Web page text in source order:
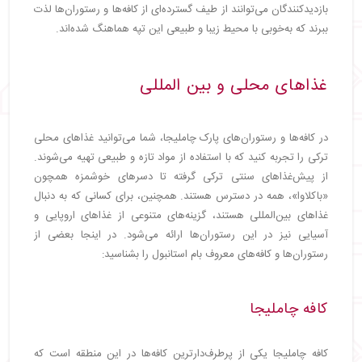
بازدیدکنندگان می‌توانند از طیف گسترده‌ای از کافه‌ها و رستوران‌ها لذت
ببرند که به‌خوبی با محیط زیبا و طبیعی این تپه هماهنگ شده‌اند.
غذاهای محلی و بین‌ المللی
در کافه‌ها و رستوران‌های پارک چاملیجا، شما می‌توانید غذاهای محلی
ترکی را تجربه کنید که با استفاده از مواد تازه و طبیعی تهیه می‌شوند.
از پیش‌غذاهای سنتی ترکی گرفته تا دسرهای خوشمزه همچون
«باکلاوا»، همه در دسترس هستند. همچنین، برای کسانی که به دنبال
غذاهای بین‌المللی هستند، گزینه‌های متنوعی از غذاهای اروپایی و
آسیایی نیز در این رستوران‌ها ارائه می‌شود. در اینجا بعضی از
رستوران‌ها و کافه‌های معروف بام استانبول را بشناسید:
کافه چاملیجا
کافه چاملیجا یکی از پرطرف‌دارترین کافه‌ها در این منطقه است که